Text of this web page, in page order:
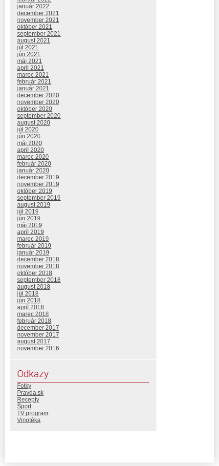
január 2022
december 2021
november 2021
október 2021
september 2021
august 2021
júl 2021
jún 2021
máj 2021
apríl 2021
marec 2021
február 2021
január 2021
december 2020
november 2020
október 2020
september 2020
august 2020
júl 2020
jún 2020
máj 2020
apríl 2020
marec 2020
február 2020
január 2020
december 2019
november 2019
október 2019
september 2019
august 2019
júl 2019
jún 2019
máj 2019
apríl 2019
marec 2019
február 2019
január 2019
december 2018
november 2018
október 2018
september 2018
august 2018
júl 2018
jún 2018
apríl 2018
marec 2018
február 2018
december 2017
november 2017
august 2017
november 2016
Odkazy
Fotky
Pravda.sk
Recepty
Šport
TV program
Vinotéka